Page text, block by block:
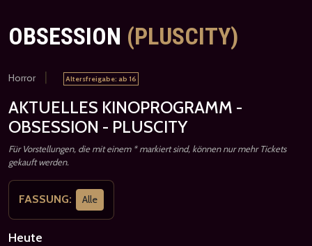
OBSESSION (PLUSCITY)
Horror | Altersfreigabe: ab 16
AKTUELLES KINOPROGRAMM -
OBSESSION - PLUSCITY
Für Vorstellungen, die mit einem * markiert sind, können nur mehr Tickets
gekauft werden.
FASSUNG: Alle
Heute